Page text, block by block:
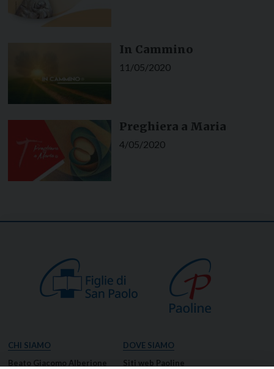
In Cammino
11/05/2020
Preghiera a Maria
4/05/2020
CHI SIAMO
Beato Giacomo Alberione
DOVE SIAMO
Siti web Paoline